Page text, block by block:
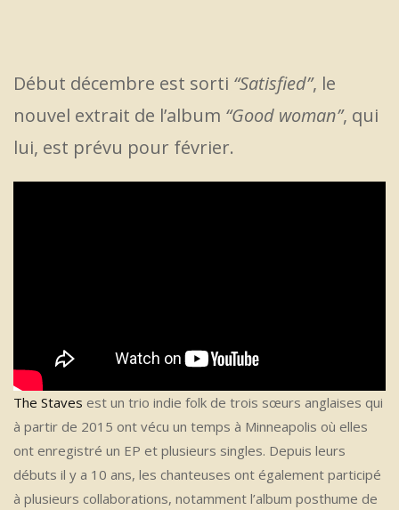
Début décembre est sorti “Satisfied”, le
nouvel extrait de l’album “Good woman”, qui
lui, est prévu pour février.
The Staves est un trio indie folk de trois sœurs anglaises qui
à partir de 2015 ont vécu un temps à Minneapolis où elles
ont enregistré un EP et plusieurs singles. Depuis leurs
débuts il y a 10 ans, les chanteuses ont également participé
à plusieurs collaborations, notamment l’album posthume de